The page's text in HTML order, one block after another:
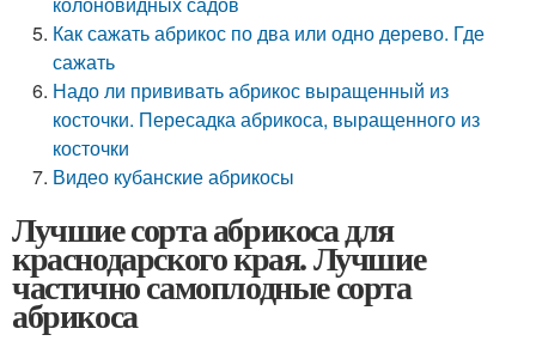
Как сажать абрикос по два или одно дерево. Где
сажать
Надо ли прививать абрикос выращенный из
косточки. Пересадка абрикоса, выращенного из
косточки
Видео кубанские абрикосы
Лучшие сорта абрикоса для
краснодарского края. Лучшие
частично самоплодные сорта
абрикоса